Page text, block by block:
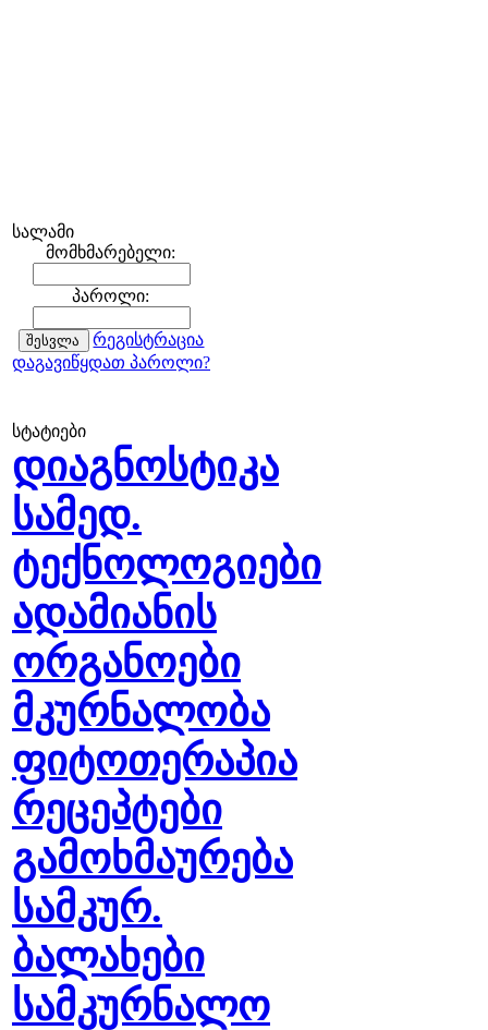
სალამი
მომხმარებელი:
პაროლი:
რეგისტრაცია
დაგავიწყდათ პაროლი?
სტატიები
დიაგნოსტიკა
სამედ.
ტექნოლოგიები
ადამიანის
ორგანოები
მკურნალობა
ფიტოთერაპია
რეცეპტები
გამოხმაურება
სამკურ.
ბალახები
სამკურნალო